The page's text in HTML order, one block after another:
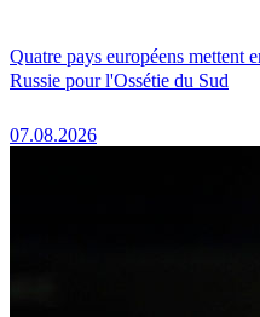
Quatre pays européens mettent
Russie pour l'Ossétie du Sud
07.08.2026